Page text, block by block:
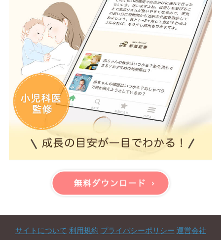
サイトについて 利用規約 プライバシーポリシー 運営会社